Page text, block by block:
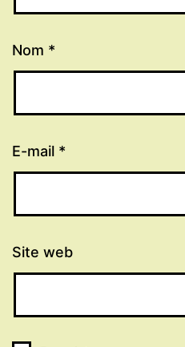
Nom *
E-mail *
Site web